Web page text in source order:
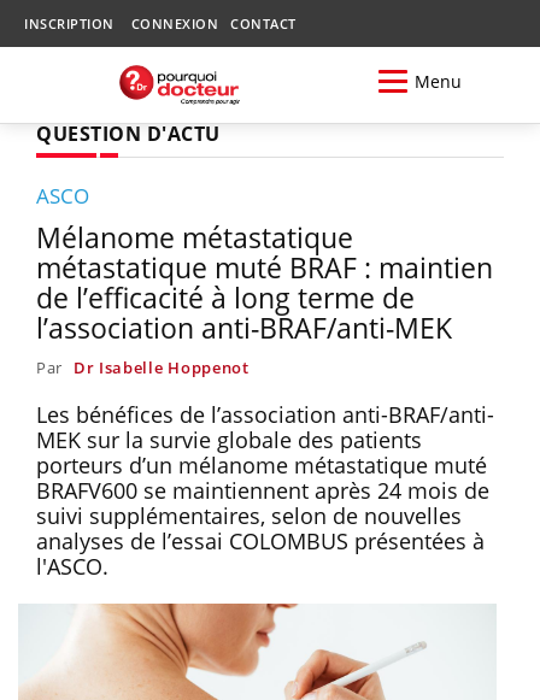
INSCRIPTION CONNEXION CONTACT
Menu
QUESTION D'ACTU
ASCO
Mélanome métastatique
métastatique muté BRAF : maintien
de l’efficacité à long terme de
l’association anti-BRAF/anti-MEK
Par Dr Isabelle Hoppenot
Les bénéfices de l’association anti-BRAF/anti-
MEK sur la survie globale des patients
porteurs d’un mélanome métastatique muté
BRAFV600 se maintiennent après 24 mois de
suivi supplémentaires, selon de nouvelles
analyses de l’essai COLOMBUS présentées à
l'ASCO.